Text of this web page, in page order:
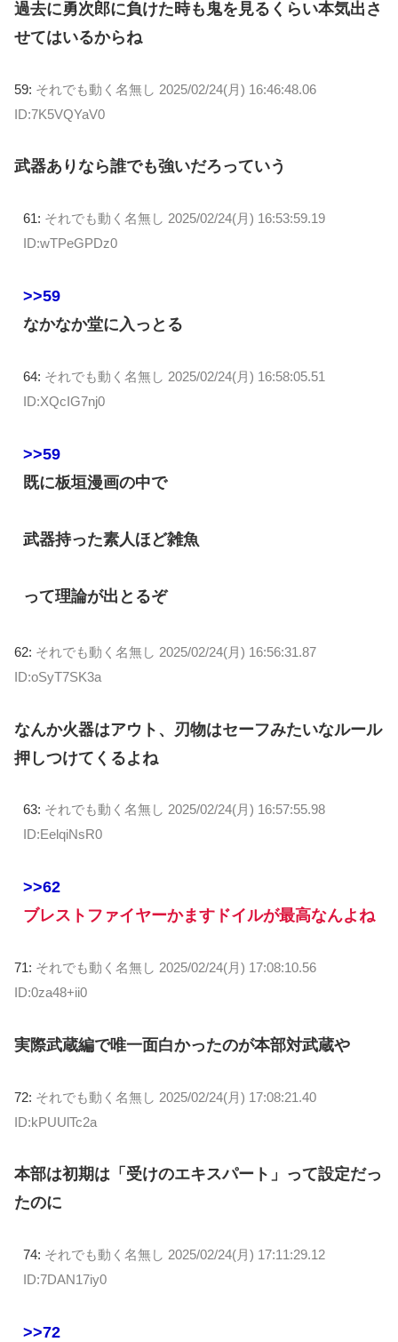
過去に勇次郎に負けた時も鬼を見るくらい本気出さ
せてはいるからね
59: それでも動く名無し 2025/02/24(月) 16:46:48.06
ID:7K5VQYaV0
武器ありなら誰でも強いだろっていう
61: それでも動く名無し 2025/02/24(月) 16:53:59.19
ID:wTPeGPDz0
>>59
なかなか堂に入っとる
64: それでも動く名無し 2025/02/24(月) 16:58:05.51
ID:XQcIG7nj0
>>59
既に板垣漫画の中で
武器持った素人ほど雑魚
って理論が出とるぞ
62: それでも動く名無し 2025/02/24(月) 16:56:31.87
ID:oSyT7SK3a
なんか火器はアウト、刃物はセーフみたいなルール
押しつけてくるよね
63: それでも動く名無し 2025/02/24(月) 16:57:55.98
ID:EelqiNsR0
>>62
ブレストファイヤーかますドイルが最高なんよね
71: それでも動く名無し 2025/02/24(月) 17:08:10.56
ID:0za48+ii0
実際武蔵編で唯一面白かったのが本部対武蔵や
72: それでも動く名無し 2025/02/24(月) 17:08:21.40
ID:kPUUlTc2a
本部は初期は「受けのエキスパート」って設定だっ
たのに
74: それでも動く名無し 2025/02/24(月) 17:11:29.12
ID:7DAN17iy0
>>72